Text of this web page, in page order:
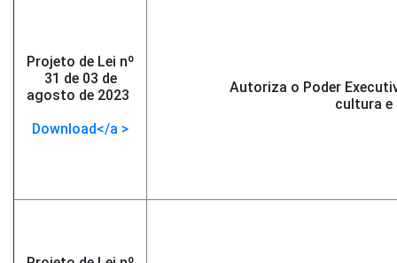
Projeto de Lei nº
31 de 03 de
agosto de 2023
Download</a >
Autoriza o Poder
cultura e